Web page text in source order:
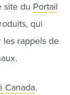
site du Portail
qui
les rappels de
Canada.